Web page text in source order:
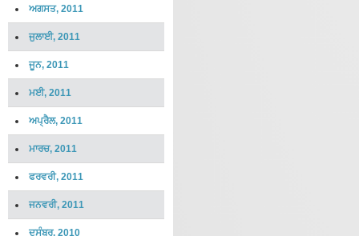
ਅਗਸਤ, 2011
ਜੁਲਾਈ, 2011
ਜੂਨ, 2011
ਮਈ, 2011
ਅਪ੍ਰੈਲ, 2011
ਮਾਰਚ, 2011
ਫਰਵਰੀ, 2011
ਜਨਵਰੀ, 2011
ਦਸੰਬਰ, 2010